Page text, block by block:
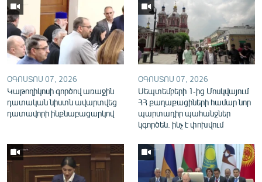
English
Русский
ՀԵՏԵՎԵՔ ՄԵԶ
«Ազատության» բոլոր կայքերը
ՕԳՈՍՏՈՍ 07, 2026
Կաթողիկոսի գործով առաջին
դատական նիստն ավարտվեց
դատավորի ինքնաբացարկով
ՕԳՈՍՏՈՍ 07, 2026
Սեպտեմբերի 1-ից Մոսկվայում
ՀՀ քաղաքացիների համար նոր
պարտադիր պահանջներ
կգործեն. ինչ է փոխվում